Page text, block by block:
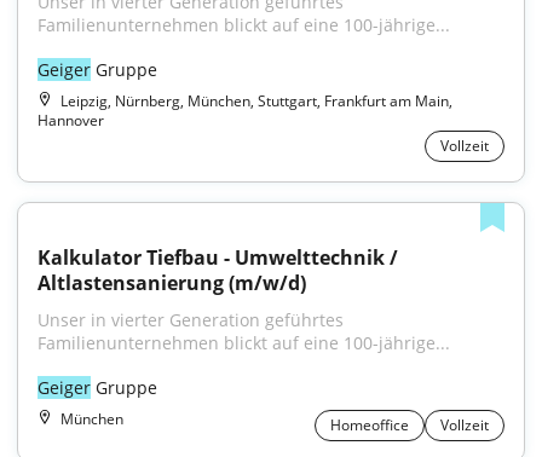
Familienunternehmen blickt auf eine 100-jährige...
Geiger Gruppe
Leipzig, Nürnberg, München, Stuttgart, Frankfurt am Main,
Hannover
Vollzeit
Kalkulator Tiefbau - Umwelttechnik /
Altlastensanierung (m/w/d)
Unser in vierter Generation geführtes
Familienunternehmen blickt auf eine 100-jährige...
Geiger Gruppe
München Homeoffice Vollzeit